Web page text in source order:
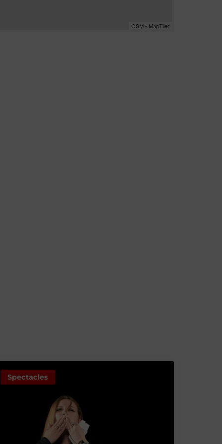
OSM - MapTiler
Spectacles